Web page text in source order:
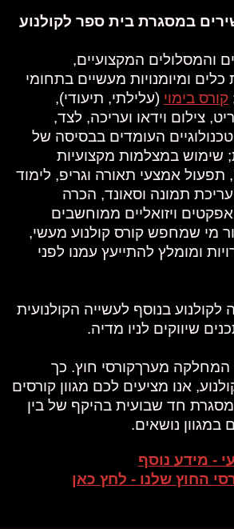
במסגרת בית ספר לקולנוע
והמסלולים המקצועיים,
ומיומנויות מעשיים בתחומי
קורס בימוי (עלילתי, תיעודי),
צילום וידאו ועריכה, לצד,
העומדים בבסיסה של
שימוש במצלמות מקצועיות
תפעול אמצעי תאורה וגריפ, לימוד
תמונה וסאונד, הכרה
ויזואליים ממוחשבים
מי שמחפש קורס קולנוע מעשי,
ומומלץ להתייעץ עמנו לפני
בנוסף לעשייה הקולנועית
שיווקים לניו מדיה.
מערךקורסי חוץ. כך
אנו מציעים לכם מגוון קורסים
חד שבועית בהיקף של בין
- מידע נוסף
החוץ שלנו - לחץ כאן